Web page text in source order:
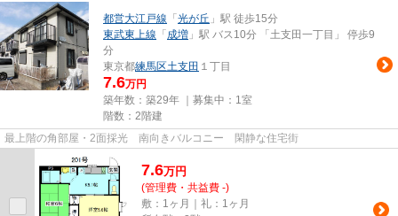
都営大江戸線 「 光が丘 」駅 徒歩15分
東武東上線 「 成増 」駅 バス10分 「土支田一丁目」 停歩9
分
東京都練馬区土支田 １丁目
7.6万円
築年数：築29年 ｜募集中： 1室
階数：2階建
最上階の角部屋・2面採光 南向きバルコニー 閑静な住宅街
7.6万円
(管理費・共益費 -)
敷：1ヶ月｜礼：1ヶ月